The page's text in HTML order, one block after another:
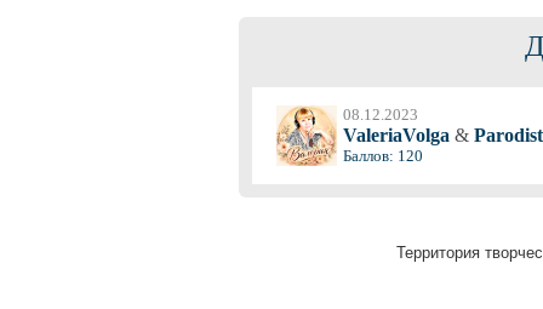
08.12.2023
ValeriaVolga & Parodist
Баллов: 120
Территория